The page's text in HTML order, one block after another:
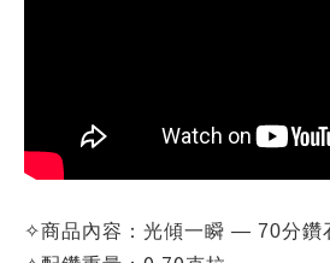
✧商品內容： 光傾一瞬 — 70分鑽